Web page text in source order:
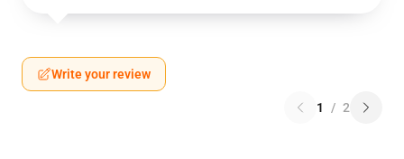
Write your review
1 / 2